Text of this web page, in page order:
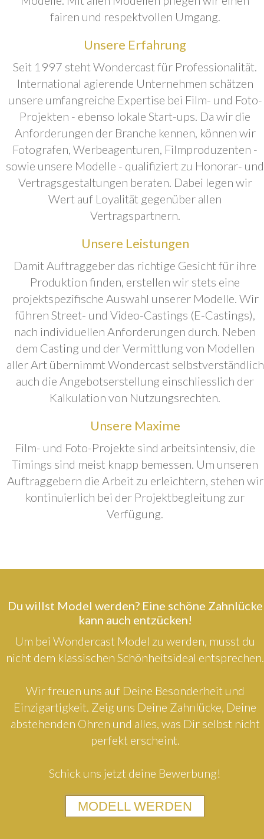
fairen und respektvollen Umgang.
Unsere Erfahrung
Seit 1997 steht Wondercast für Professionalität.
International agierende Unternehmen schätzen
unsere umfangreiche Expertise bei Film- und Foto-
Projekten - ebenso lokale Start-ups. Da wir die
Anforderungen der Branche kennen, können wir
Fotografen, Werbeagenturen, Filmproduzenten -
sowie unsere Modelle - qualifiziert zu Honorar- und
Vertragsgestaltungen beraten. Dabei legen wir
Wert auf Loyalität gegenüber allen
Vertragspartnern.
Unsere Leistungen
Damit Auftraggeber das richtige Gesicht für ihre
Produktion finden, erstellen wir stets eine
projektspezifische Auswahl unserer Modelle. Wir
führen Street- und Video-Castings (E-Castings),
nach individuellen Anforderungen durch. Neben
dem Casting und der Vermittlung von Modellen
aller Art übernimmt Wondercast selbstverständlich
auch die Angebotserstellung einschliesslich der
Kalkulation von Nutzungsrechten.
Unsere Maxime
Film- und Foto-Projekte sind arbeitsintensiv, die
Timings sind meist knapp bemessen. Um unseren
Auftraggebern die Arbeit zu erleichtern, stehen wir
kontinuierlich bei der Projektbegleitung zur
Verfügung.
Du willst Model werden? Eine schöne Zahnlücke
kann auch entzücken!
Um bei Wondercast Model zu werden, musst du
nicht dem klassischen Schönheitsideal entsprechen.
Wir freuen uns auf Deine Besonderheit und
Einzigartigkeit. Zeig uns Deine Zahnlücke, Deine
abstehenden Ohren und alles, was Dir selbst nicht
perfekt erscheint.
Schick uns jetzt deine Bewerbung!
MODELL WERDEN